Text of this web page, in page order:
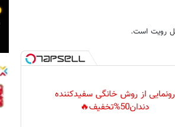
رونمایی از روش خانگی سفیدکننده
دندان50%تخفیف🔥